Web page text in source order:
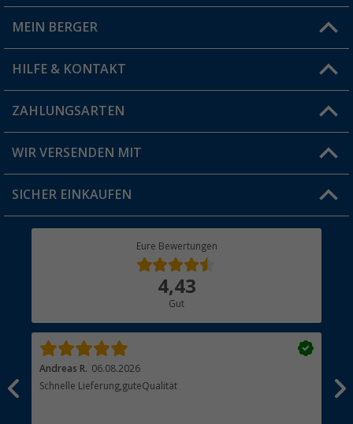
Filiale finden
MEIN BERGER
Vorteilskarte
Blog
Jobs & Karriere
HILFE & KONTAKT
FAQ & Kontakt
Versandinformationen
Rücksendung
ZAHLUNGSARTEN
WIR VERSENDEN MIT
SICHER EINKAUFEN
Eure Bewertungen
4,43
Gut
Andreas R. 06.08.2026
Schnelle Lieferung,guteQualität